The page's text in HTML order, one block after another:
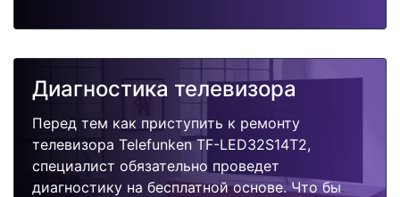
Диагностика телевизора
Перед тем как приступить к ремонту
телевизора Telefunken TF-LED32S14T2,
специалист обязательно проведет
диагностику на бесплатной основе. Что бы